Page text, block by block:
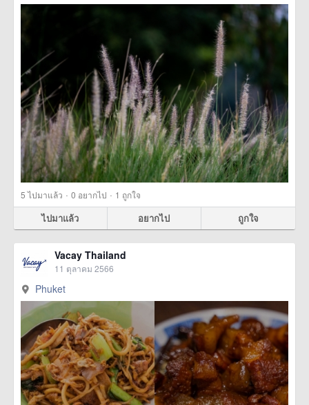
5ไปมาแล้ว · 0 อยากไป · 1 ถูกใจ
ไปมาแล้ว อยากไป ถูกใจ
Vacay Thailand
11 ตุลาคม 2566
Phuket